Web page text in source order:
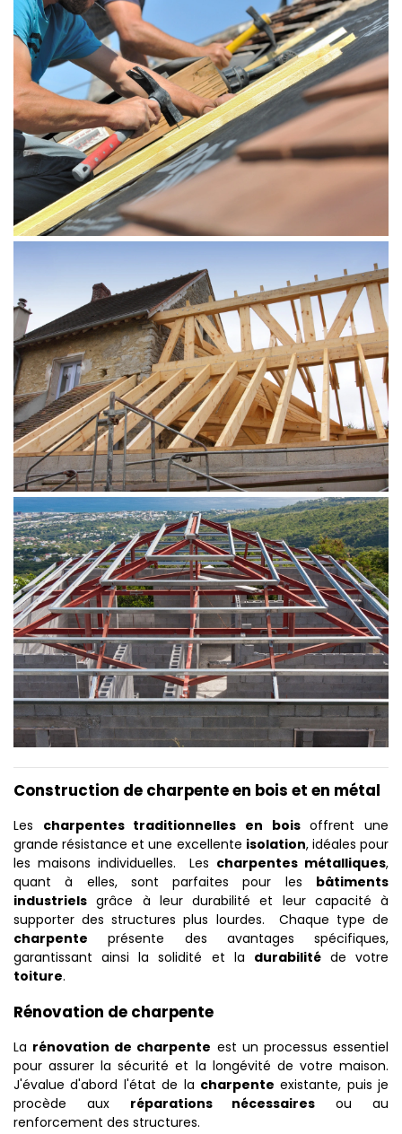
Construction de charpente en bois et en métal
Les charpentes traditionnelles en boisoffrent une
grande résistance et une excellente isolation, idéales pour
les maisons individuelles. Les charpentes métalliques,
quant à elles, sont parfaites pour les bâtiments
industriels grâce à leur durabilité et leur capacité à
supporter des structures plus lourdes. Chaque type de
charpente présente des avantages spécifiques,
garantissant ainsi la solidité et la durabilitéde votre
toiture.
Rénovation de charpente
La rénovation de charpente est un processus essentiel
pour assurer la sécurité et la longévité de votre maison.
J'évalue d'abord l'état de la charpente existante, puis je
procède aux réparations nécessaires ou au
renforcement des structures.